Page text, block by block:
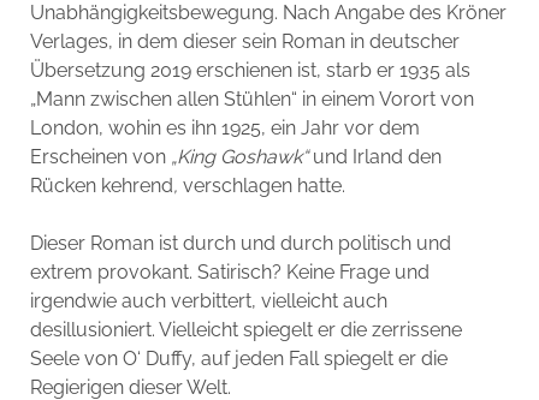
Unabhängigkeitsbewegung. Nach Angabe des Kröner
Verlages, in dem dieser sein Roman in deutscher
Übersetzung 2019 erschienen ist, starb er 1935 als
„Mann zwischen allen Stühlen“ in einem Vorort von
London, wohin es ihn 1925, ein Jahr vor dem
Erscheinen von „King Goshawk“und Irland den
Rücken kehrend, verschlagen hatte.
Dieser Roman ist durch und durch politisch und
extrem provokant. Satirisch? Keine Frage und
irgendwie auch verbittert, vielleicht auch
desillusioniert. Vielleicht spiegelt er die zerrissene
Seele von O‘ Duffy, auf jeden Fall spiegelt er die
Regierigen dieser Welt.